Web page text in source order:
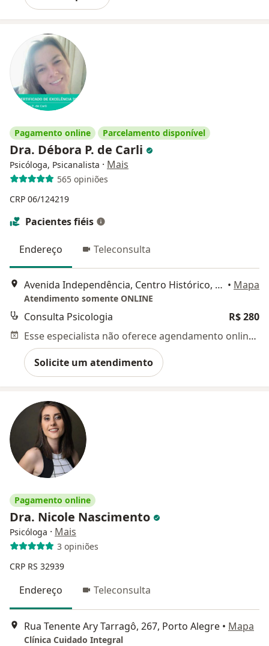
Pagamento online Parcelamento disponível
Dra. Débora P. de Carli
Psicóloga, Psicanalista · Mais
565 opiniões
CRP 06/124219
Pacientes fiéis
Endereço Teleconsulta
Avenida Independência, Centro Histórico, Porto Alegre - RS, Brasil, Porto Alegre • Mapa
Atendimento somente ONLINE
Consulta Psicologia
R$ 280
Esse especialista não oferece agendamento online para esse endereço.
Solicite um atendimento
Pagamento online
Dra. Nicole Nascimento
Psicóloga · Mais
3 opiniões
CRP RS 32939
Endereço Teleconsulta
Rua Tenente Ary Tarragô, 267, Porto Alegre • Mapa
Clínica Cuidado Integral